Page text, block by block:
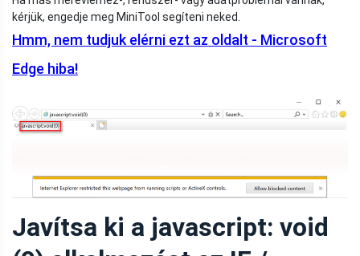
kérjük, engedje meg MiniTool segíteni neked.
Hmm, nem tudjuk elérni ezt az oldalt - Microsoft
Edge hiba!
Javítsa ki a javascript: void